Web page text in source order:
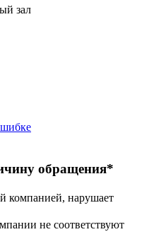
зал
обращения*
компанией, нарушает
не соответствуют